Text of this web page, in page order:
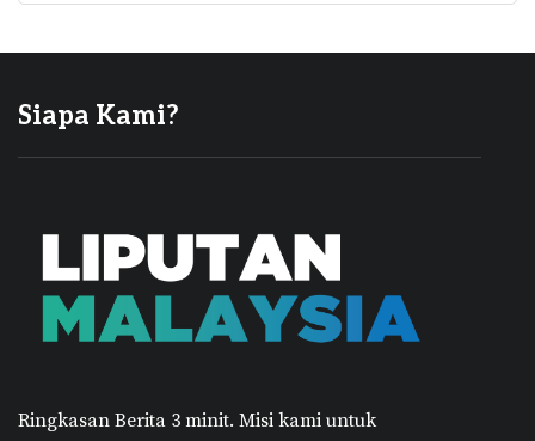
Siapa Kami?
Ringkasan Berita 3 minit. Misi kami untuk